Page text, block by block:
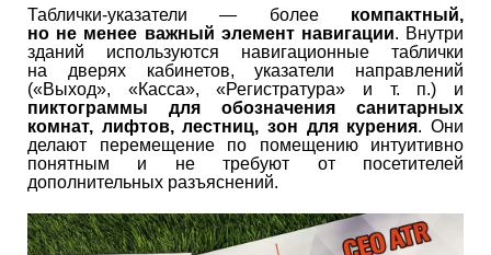
Таблички-указатели — более компактный,
но не менее важный элемент навигации. Внутри
зданий используются навигационные таблички
на дверях кабинетов, указатели направлений
(«Выход», «Касса», «Регистратура» и т. п.) и
пиктограммы для обозначения санитарных
комнат, лифтов, лестниц, зон для курения. Они
делают перемещение по помещению интуитивно
понятным и не требуют от посетителей
дополнительных разъяснений.